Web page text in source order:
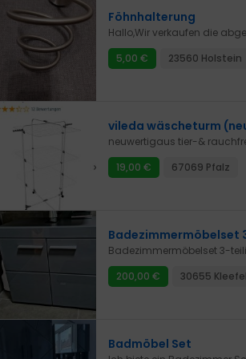
Föhnhalterung
5,00 €
23560 Holstein
vileda wäscheturm
19,00 €
67069 Pfalz
200,00 €
30655
Badmöbel Set